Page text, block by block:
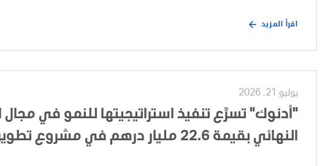
اقرأ المزيد
يوليو 21, 2026
"أدنوك" تسرِّع تنفيذ استراتيجيتها للنمو في مجال
النهائي بقيمة 22.6 مليار درهم في مشروع تطوير الغطاء الغازي لحقل أم الشيف